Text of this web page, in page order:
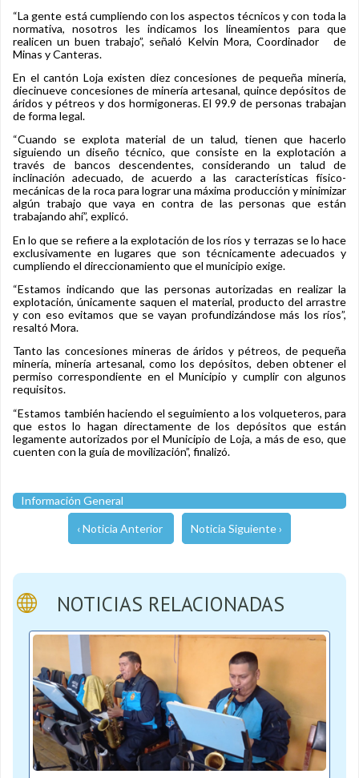
“La gente está cumpliendo con los aspectos técnicos y con toda la
normativa, nosotros les indicamos los lineamientos para que
realicen un buen trabajo”, señaló Kelvin Mora, Coordinador de
Minas y Canteras.
En el cantón Loja existen diez concesiones de pequeña minería,
diecinueve concesiones de minería artesanal, quince depósitos de
áridos y pétreos y dos hormigoneras. El 99.9 de personas trabajan
de forma legal.
“Cuando se explota material de un talud, tienen que hacerlo
siguiendo un diseño técnico, que consiste en la explotación a
través de bancos descendentes, considerando un talud de
inclinación adecuado, de acuerdo a las características físico-
mecánicas de la roca para lograr una máxima producción y minimizar
algún trabajo que vaya en contra de las personas que están
trabajando ahí”, explicó.
En lo que se refiere a la explotación de los ríos y terrazas se lo hace
exclusivamente en lugares que son técnicamente adecuados y
cumpliendo el direccionamiento que el municipio exige.
“Estamos indicando que las personas autorizadas en realizar la
explotación, únicamente saquen el material, producto del arrastre
y con eso evitamos que se vayan profundizándose más los ríos”,
resaltó Mora.
Tanto las concesiones mineras de áridos y pétreos, de pequeña
minería, minería artesanal, como los depósitos, deben obtener el
permiso correspondiente en el Municipio y cumplir con algunos
requisitos.
“Estamos también haciendo el seguimiento a los volqueteros, para
que estos lo hagan directamente de los depósitos que están
legamente autorizados por el Municipio de Loja, a más de eso, que
cuenten con la guía de movilización”, finalizó.
Información General
‹ Noticia Anterior Noticia Siguiente ›
NOTICIAS RELACIONADAS